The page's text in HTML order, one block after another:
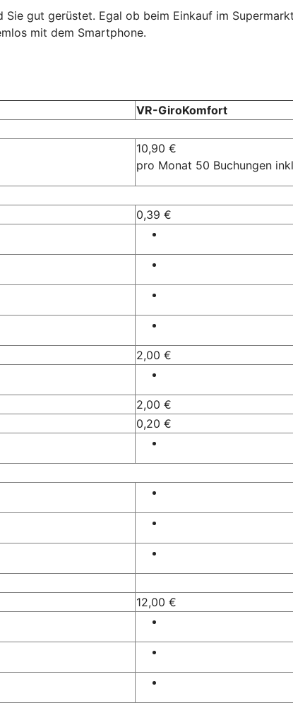
gut gerüstet. Egal ob beim Einkauf im
mit dem Smartphone.
VR-GiroKomfort
10,90 €
pro Monat 50 Buchungen
0,39 €
2,00 €
2,00 €
0,20 €
12,00 €